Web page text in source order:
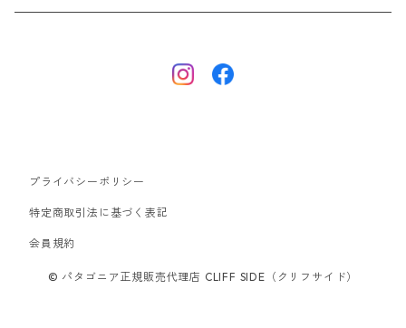
スウェットシャツ・フーディ
ボードショーツ
プライバシーポリシー
特定商取引法に基づく表記
会員規約
© パタゴニア正規販売代理店 CLIFF SIDE（クリフサイド）